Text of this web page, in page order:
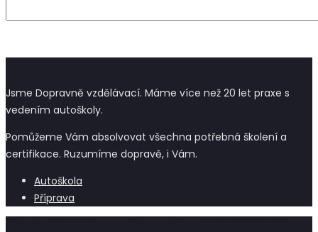
Jsme Dopravně vzdělávací. Máme více než 20 let praxe s
vedením autoškoly.
Pomůžeme Vám absolvovat všechna potřebná školení a
certifikace. Ruzumíme dopravě, i Vám.
Autoškola
Příprava